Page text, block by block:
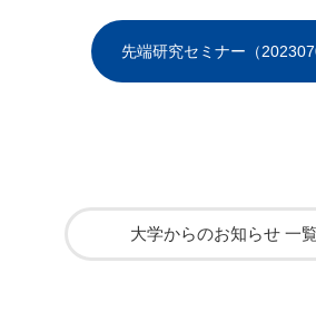
先端研究セミナー（
大学からのお知らせ 一